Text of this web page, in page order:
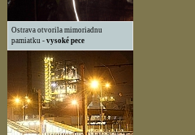
Ostrava otvorila mimoriadnu
pamiatku - vysoké pece